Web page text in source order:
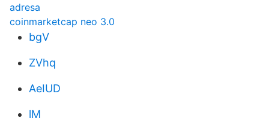
adresa
coinmarketcap neo 3.0
bgV
ZVhq
AeIUD
lM